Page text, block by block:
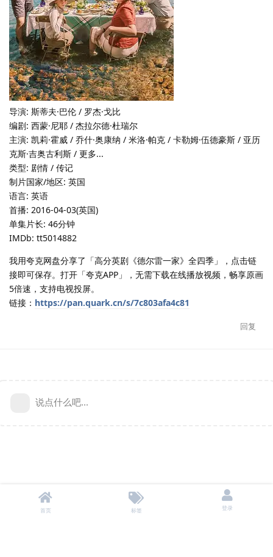
导演: 斯蒂夫·巴伦 / 罗杰·戈比
编剧: 西蒙·尼耶 / 杰拉尔德·杜瑞尔
主演: 凯莉·霍威 / 乔什·奥康纳 / 米洛·帕克 / 卡勒姆·伍德豪斯 / 亚历
克斯·吉奥古利斯 / 更多...
类型: 剧情 / 传记
制片国家/地区: 英国
语言: 英语
首播: 2016-04-03(英国)
单集片长: 46分钟
IMDb: tt5014882
我用夸克网盘分享了「高分英剧《德尔雷一家》全四季」，点击链
接即可保存。打开「夸克APP」，无需下载在线播放视频，畅享原画
5倍速，支持电视投屏。
链接： https://pan.quark.cn/s/7c803afa4c81
回复
说点什么吧...
首页 标签 登录